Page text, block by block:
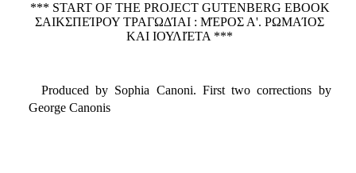
*** START OF THE PROJECT GUTENBERG EBOOK
ΣΑΙΚΣΠΕΊΡΟΥ ΤΡΑΓΩΔΊΑΙ : ΜΈΡΟΣ Α'. ΡΩΜΑΊΟΣ
ΚΑΙ ΙΟΥΛΙΈΤΑ ***
Produced by Sophia Canoni. First two corrections by
George Canonis